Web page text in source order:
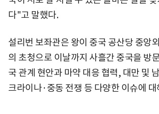
다"고 말했다.
설리번 보좌관은 왕이 중국 공산당 중앙
의 초청으로 이날까지 사흘간 중국을 방
국 관계 현안과 마약 대응 협력, 대만 및
크라이나·중동 전쟁 등 다양한 이슈에